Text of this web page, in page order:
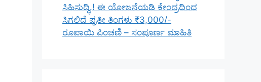
ಸಿಹಿಸುದ್ಧಿ.! ಈ ಯೋಜನೆಯಡಿ ಕೇಂದ್ರದಿಂದ
ಸಿಗಲಿದೆ ಪ್ರತೀ ತಿಂಗಳು ₹3,000/-
ರೂಪಾಯಿ ಪಿಂಚಣಿ – ಸಂಪೂರ್ಣ ಮಾಹಿತಿ